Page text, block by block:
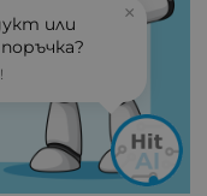
×
или